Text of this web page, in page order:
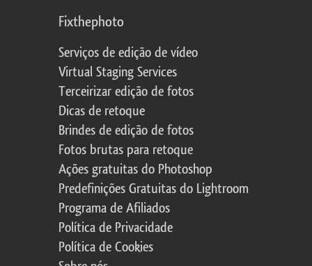
Fixthephoto
Serviços de edição de vídeo
Virtual Staging Services
Terceirizar edição de fotos
Dicas de retoque
Brindes de edição de fotos
Fotos brutas para retoque
Ações gratuitas do Photoshop
Predefinições Gratuitas do Lightroom
Programa de Afiliados
Política de Privacidade
Política de Cookies